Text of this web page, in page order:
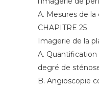
A. Mesures de
CHAPITRE 25
Imagerie de la
A. Quantification
degré de
B. Angioscopie